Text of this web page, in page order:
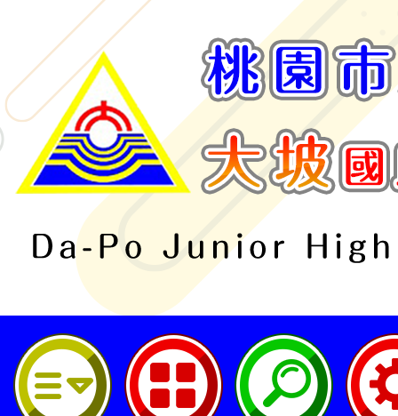
桃園市立大坡國民中學